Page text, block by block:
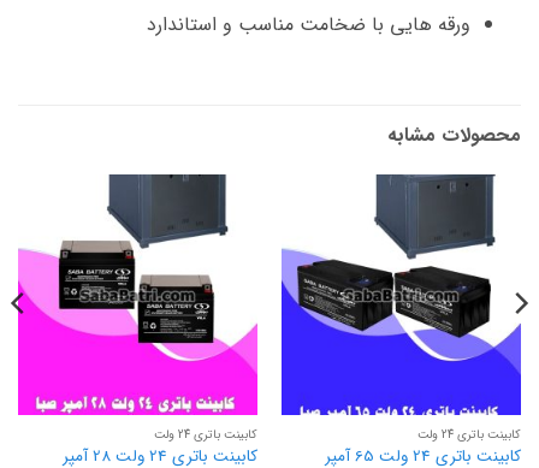
ورقه هایی با ضخامت مناسب و استاندارد
محصولات مشابه
کابینت باتری 24 ولت
کابینت باتری 24 ولت 65 آمپر
کابینت باتری 24 ولت
کابینت باتری 24 ولت 28 آمپر